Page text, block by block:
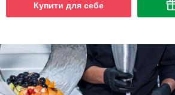
Купити для себе